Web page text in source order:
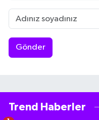
Gönder
Trend Haberler